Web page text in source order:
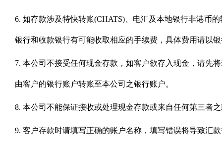
6. 如存款涉及特快转账(CHATS)、电汇及本地银行非港币
银行和收款银行有可能收取相应的手续费，具体费用请以
7. 本公司不接受任何现金存款，如客户欲存入现金，请先
由客户的银行账户转账至本公司之银行账户。
8. 本公司不能保证接收或处理现金存款或来自任何第三者
9. 客户存款时请填写正确的账户名称，填写错误将导致汇